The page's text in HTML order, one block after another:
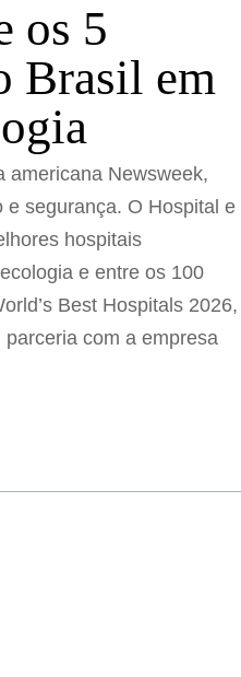
os 5
Brasil em
americana Newsweek,
e segurança. O Hospital e
hospitais
e entre os 100
Best Hospitals 2026,
com a empresa